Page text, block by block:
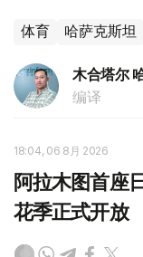
体育 哈萨克斯坦
木合塔尔
编译
18:04, 06 8月 2026
阿拉木图首座
花季正式开放